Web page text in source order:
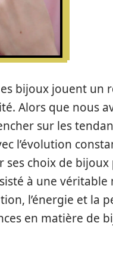
bijoux jouent un
Alors que nous
sur les
l’évolution
choix de
à une
l’énergie et la
en matière de